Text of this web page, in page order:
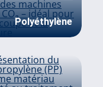
Polyéthylène